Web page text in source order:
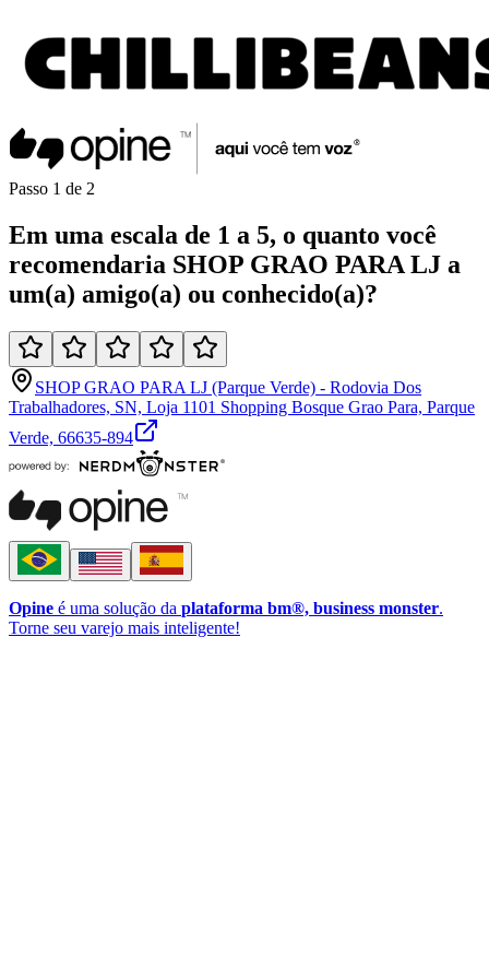
Passo 1 de 2
Em uma escala de 1 a 5, o quanto você
recomendaria SHOP GRAO PARA LJ a
um(a) amigo(a) ou conhecido(a)?
SHOP GRAO PARA LJ (Parque Verde) - Rodovia Dos
Trabalhadores, SN, Loja 1101 Shopping Bosque Grao Para, Parque
Verde, 66635-894
Opine é uma solução da plataforma bm®, business monster.
Torne seu varejo mais inteligente!